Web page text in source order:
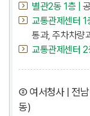
별관2동 1층 |
교통관제센터 1
통과, 주차차량
교통관제센터 2
② 여서청사 | 전남
동)